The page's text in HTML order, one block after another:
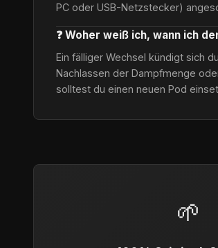
PC oder USB-Netzstecker)
❓ Woher weiß ich, wann ich
Ein fälliger Wechsel kündigt sich
Nachlassen der Dampfmenge
solltest du einen neuen Pod
🌱